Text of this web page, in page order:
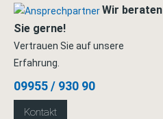
Wir beraten
Sie gerne!
Vertrauen Sie auf unsere
Erfahrung.
09955 / 930 90
Kontakt